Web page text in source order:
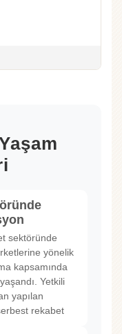
sektöründe
yönelik
kapsamında
Yetkili
yapılan
rekabet